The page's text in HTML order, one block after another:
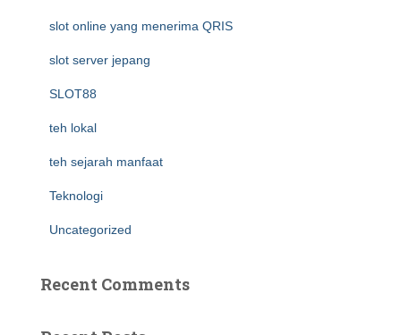
slot online yang menerima QRIS
slot server jepang
SLOT88
teh lokal
teh sejarah manfaat
Teknologi
Uncategorized
Recent Comments